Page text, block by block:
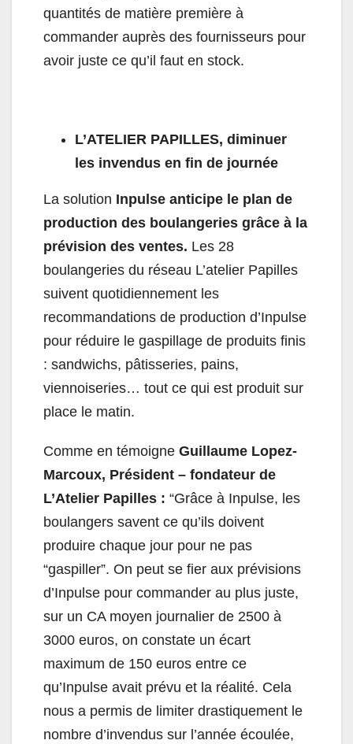
quantités de matière première à
commander auprès des fournisseurs pour
avoir juste ce qu’il faut en stock.
L’ATELIER PAPILLES, diminuer
les invendus en fin de journée
La solution Inpulse anticipe le plan de
production des boulangeries grâce à la
prévision des ventes. Les 28
boulangeries du réseau L’atelier Papilles
suivent quotidiennement les
recommandations de production d’Inpulse
pour réduire le gaspillage de produits finis
: sandwichs, pâtisseries, pains,
viennoiseries… tout ce qui est produit sur
place le matin.
Comme en témoigne Guillaume Lopez-
Marcoux, Président – fondateur de
L’Atelier Papilles : “Grâce à Inpulse, les
boulangers savent ce qu’ils doivent
produire chaque jour pour ne pas
“gaspiller”. On peut se fier aux prévisions
d’Inpulse pour commander au plus juste,
sur un CA moyen journalier de 2500 à
3000 euros, on constate un écart
maximum de 150 euros entre ce
qu’Inpulse avait prévu et la réalité. Cela
nous a permis de limiter drastiquement le
nombre d’invendus sur l’année écoulée,